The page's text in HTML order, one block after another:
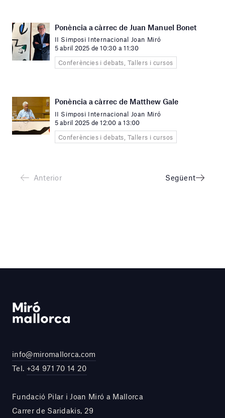
Ponència a càrrec de Juan Manuel Bonet
II Simposi Internacional Joan Miró
5 abril 2025 de 10:30 a 11:30
Conferències i debats, Tallers i cursos
Ponència a càrrec de Matthew Gale
II Simposi Internacional Joan Miró
5 abril 2025 de 12:00 a 13:00
Conferències i debats, Tallers i cursos
Anterior Següent
info@miromallorca.com
Tel. +34 971 70 14 20
Fundació Pilar i Joan Miró a Mallorca
Carrer de Saridakis, 29